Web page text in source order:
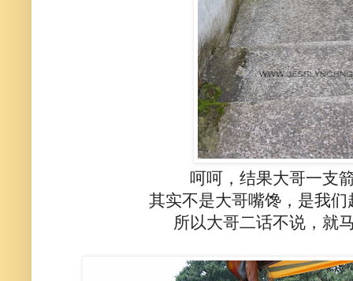
呵呵，结果大哥一支
其实不是大哥嘴馋，是我
所以大哥二话不说，就